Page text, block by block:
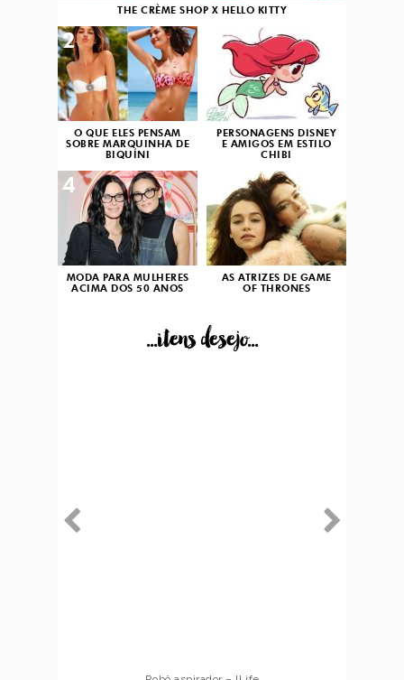
THE CRÈME SHOP X HELLO KITTY
O QUE ELES PENSAM
SOBRE MARQUINHA DE
BIQUÍNI
2
PERSONAGENS DISNEY
E AMIGOS EM ESTILO
CHIBI
3
MODA PARA MULHERES
ACIMA DOS 50 ANOS
4
AS ATRIZES DE GAME
OF THRONES
...itens desejo...